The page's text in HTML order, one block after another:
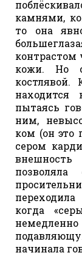
камнями,
то она
контрастом
кожи. Но
находится
пытаясь
ним,
ком (он это
сером
внешность
когда
начинала